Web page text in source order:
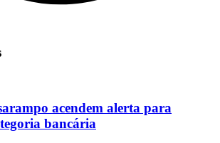
acendem alerta para
bancária